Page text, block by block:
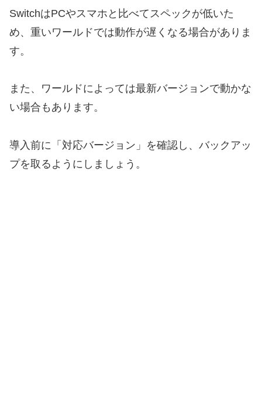
SwitchはPCやスマホと比べてスペックが低いた
め、重いワールドでは動作が遅くなる場合がありま
す。
また、ワールドによっては最新バージョンで動かな
い場合もあります。
導入前に「対応バージョン」を確認し、バックアッ
プを取るようにしましょう。